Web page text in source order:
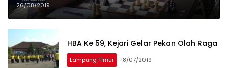
26/08/2019
HBA Ke 59, Kejari Gelar Pekan Olah Raga
Lampung Timur 18/07/2019